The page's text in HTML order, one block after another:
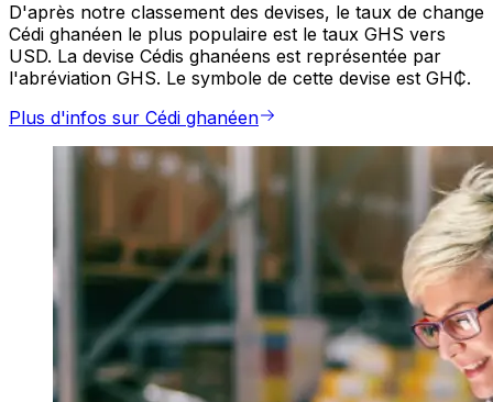
D'après notre classement des devises, le taux de change
Cédi ghanéen le plus populaire est le taux GHS vers
USD. La devise Cédis ghanéens est représentée par
l'abréviation GHS. Le symbole de cette devise est GH₵.
Plus d'infos sur Cédi ghanéen